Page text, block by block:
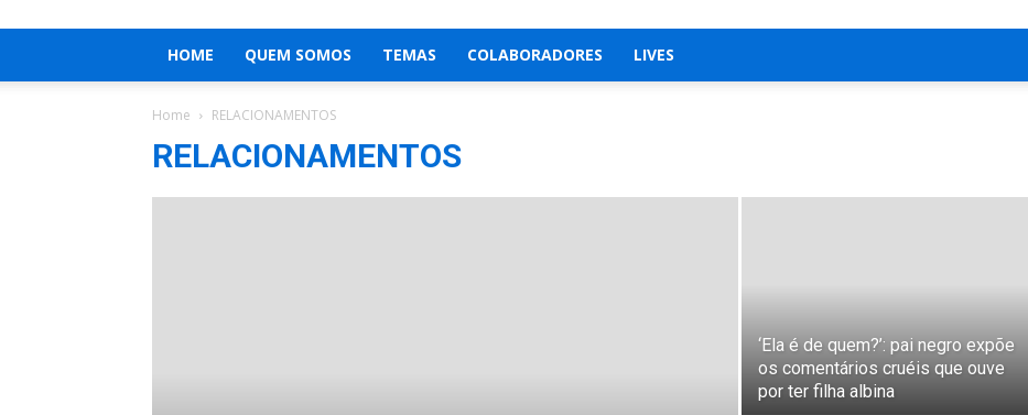
HOME QUEM SOMOS TEMAS COLABORADORES LIVES
Home RELACIONAMENTOS
RELACIONAMENTOS
‘Ela é de quem?’: pai negro expõe
os comentários cruéis que ouve
por ter filha albina